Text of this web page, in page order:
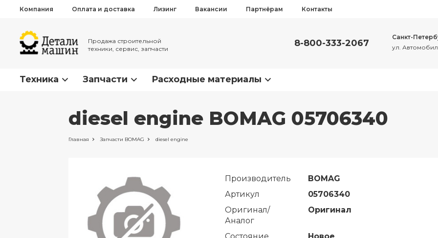
Компания Оплата и доставка Лизинг Вакансии Партнёрам Контакты
Продажа строительной
техники, сервис, запчасти
8-800-333-2067
Санкт-
ул.
Техника Запчасти Расходные материалы
diesel engine BOMAG 05706340
Главная Запчасти BOMAG diesel engine
Производитель
BOMAG
Артикул
05706340
Оригинал/
Аналог
Оригинал